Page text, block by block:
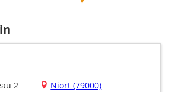
2 Niort (79000)